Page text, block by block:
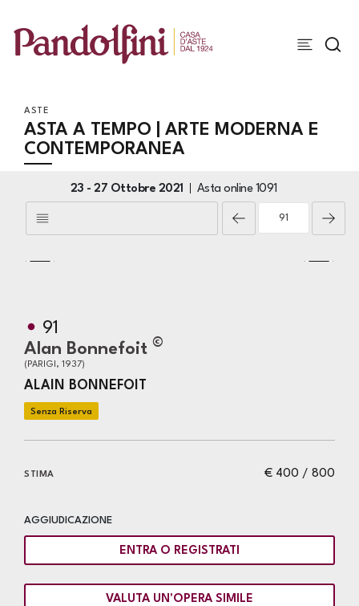
ASTE
ASTA A TEMPO | ARTE MODERNA E
CONTEMPORANEA
23 - 27 Ottobre 2021 Asta online 1091
91
Alan Bonnefoit ©
(PARIGI, 1937)
ALAIN BONNEFOIT
€ 400 / 800
STIMA
AGGIUDICAZIONE
ENTRA O REGISTRATI
VALUTA UN'OPERA SIMILE